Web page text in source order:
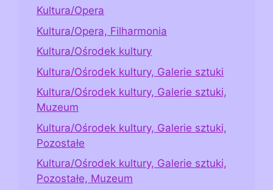
Kultura/Opera
Kultura/Opera, Filharmonia
Kultura/Ośrodek kultury
Kultura/Ośrodek kultury, Galerie sztuki
Kultura/Ośrodek kultury, Galerie sztuki,
Muzeum
Kultura/Ośrodek kultury, Galerie sztuki,
Pozostałe
Kultura/Ośrodek kultury, Galerie sztuki,
Pozostałe, Muzeum